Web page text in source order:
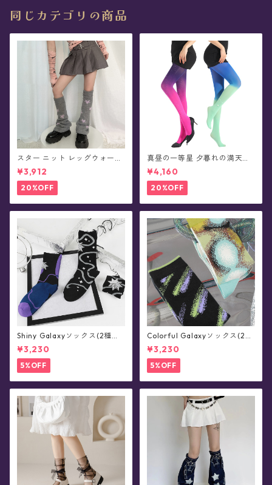
同じカテゴリの商品
スター ニット レッグウォーマ
ー(全5色)
¥3,912
20%OFF
真昼の一等星 夕暮れの満天星
タイツ(全2色)
¥4,160
20%OFF
Shiny Galaxyソックス(2種セ
ット)
¥3,230
5%OFF
Colorful Galaxyソックス(2種
セット)
¥3,230
5%OFF